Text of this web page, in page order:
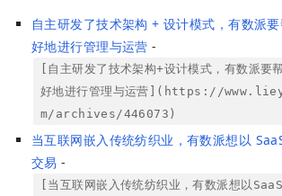
自主研发了技术架构 + 设计模式，有数派
好地进行管理与运营 -
[自主研发了技术架构+设计模式，有数派要
好地进行管理与运营](https://
m/archives/446073)
当互联网嵌入传统纺织业，有数派想以
交易 -
[当互联网嵌入传统纺织业，有数派想以